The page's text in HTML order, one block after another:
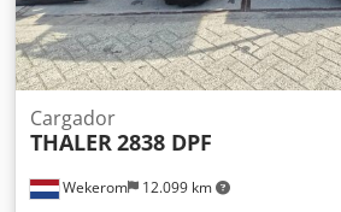
Wekerom 12.099 km
Cargador
THALER2838 DPF